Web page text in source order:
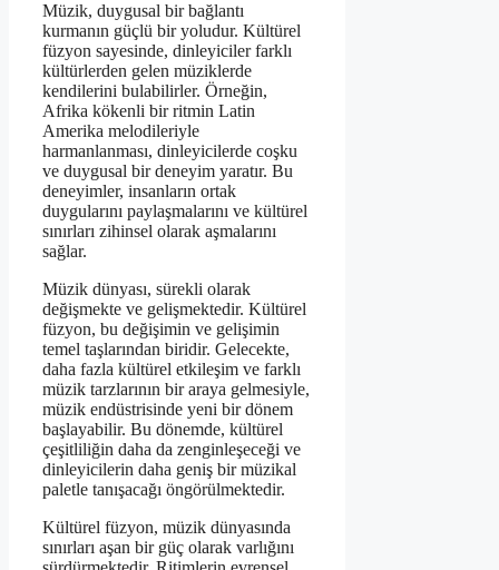
Müzik, duygusal bir bağlantı
kurmanın güçlü bir yoludur. Kültürel
füzyon sayesinde, dinleyiciler farklı
kültürlerden gelen müziklerde
kendilerini bulabilirler. Örneğin,
Afrika kökenli bir ritmin Latin
Amerika melodileriyle
harmanlanması, dinleyicilerde coşku
ve duygusal bir deneyim yaratır. Bu
deneyimler, insanların ortak
duygularını paylaşmalarını ve kültürel
sınırları zihinsel olarak aşmalarını
sağlar.
Müzik dünyası, sürekli olarak
değişmekte ve gelişmektedir. Kültürel
füzyon, bu değişimin ve gelişimin
temel taşlarından biridir. Gelecekte,
daha fazla kültürel etkileşim ve farklı
müzik tarzlarının bir araya gelmesiyle,
müzik endüstrisinde yeni bir dönem
başlayabilir. Bu dönemde, kültürel
çeşitliliğin daha da zenginleşeceği ve
dinleyicilerin daha geniş bir müzikal
paletle tanışacağı öngörülmektedir.
Kültürel füzyon, müzik dünyasında
sınırları aşan bir güç olarak varlığını